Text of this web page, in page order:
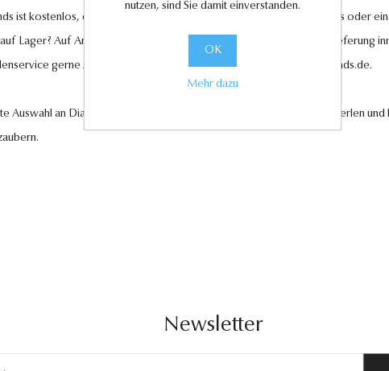
ist kostenlos, ebenso wie der Rückversand im Falle eines Umtauschs oder
Lager? Auf Anfrage können wir es für Sie anfertigen lassen. Eine Lieferung
gerne zur Verfügung unter kundenservice@antwerp-diamonds.de.
Auswahl an Diamantschmuck, hochwertigen Edelsteinen und edlen Perlen und
Newsletter
nutzen, sind Sie damit einverstanden.
OK
Mehr dazu